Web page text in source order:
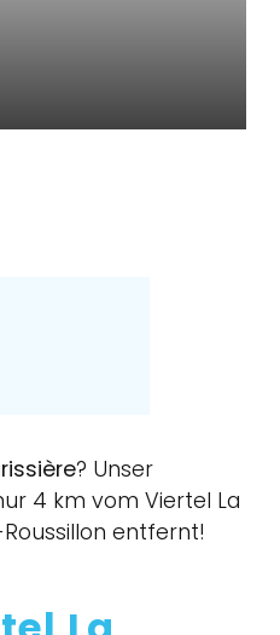
? Unser
4 km vom Viertel La
entfernt!